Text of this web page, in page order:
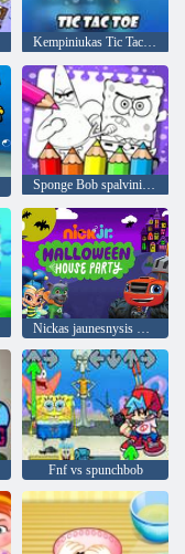
Kempiniukas Tic Tac Toe
Sponge Bob spalvinimo knyga
Nickas jaunesnysis Helovino namų vakarėlis
Fnf vs spunchbob